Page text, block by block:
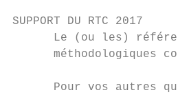
SUPPORT DU RTC 2017
Le (ou les)
méthodologiques
Pour vos autres